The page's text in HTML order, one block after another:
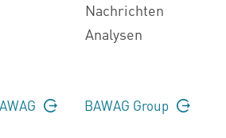
Nachrichten
Analysen
BAWAG Group